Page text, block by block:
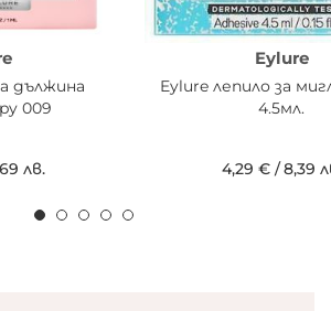
дължина
009
лв.
Eylure
Eylure лепило за
4.5мл.
4,29 €/8,39